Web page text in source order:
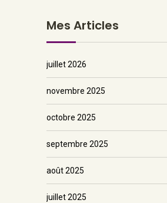
Mes Articles
juillet 2026
novembre 2025
octobre 2025
septembre 2025
août 2025
juillet 2025